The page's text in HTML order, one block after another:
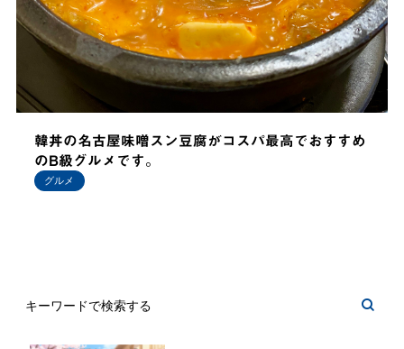
韓丼の名古屋味噌スン豆腐がコスパ最高でおすすめ
のB級グルメです。
グルメ